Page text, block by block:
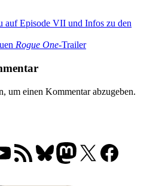
auf Episode VII und Infos zu den
Rogue One-Trailer
um einen Kommentar abzugeben.
auf Instagram
unseren YouTube-Kanal
RSS-FeedBluesky
Folgt uns auf Mastodon
X Folgt uns auf